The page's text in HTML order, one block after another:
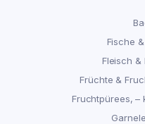
Fische
Fleisch &
Früchte &
Fruchtpürees, –